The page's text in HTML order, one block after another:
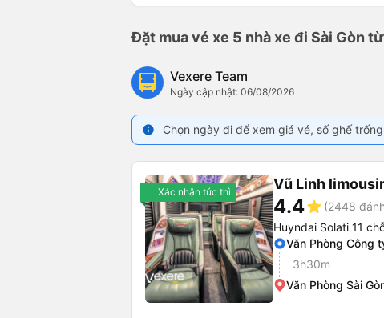
Đặt mua vé xe 5 nhà xe đi Sài Gòn
Vexere Team
Ngày cập nhật: 06/08/2026
info Chọn ngày đi để xem giá vé, số ghế
Xác nhận tức thì Vũ Linh
4.4star (2448
Huyndai Solati 11
Văn Phòng Công
3h30m
Văn Phòng Sài